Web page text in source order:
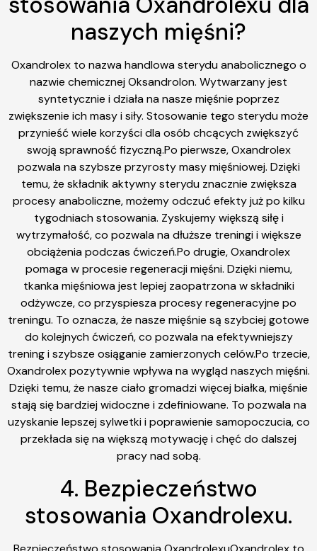
naszych mięśni?
Oxandrolex to nazwa handlowa sterydu anabolicznego o
nazwie chemicznej Oksandrolon. Wytwarzany jest
syntetycznie i działa na nasze mięśnie poprzez
zwiększenie ich masy i siły. Stosowanie tego sterydu może
przynieść wiele korzyści dla osób chcących zwiększyć
swoją sprawność fizyczną.Po pierwsze, Oxandrolex
pozwala na szybsze przyrosty masy mięśniowej. Dzięki
temu, że składnik aktywny sterydu znacznie zwiększa
procesy anaboliczne, możemy odczuć efekty już po kilku
tygodniach stosowania. Zyskujemy większą siłę i
wytrzymałość, co pozwala na dłuższe treningi i większe
obciążenia podczas ćwiczeń.Po drugie, Oxandrolex
pomaga w procesie regeneracji mięśni. Dzięki niemu,
tkanka mięśniowa jest lepiej zaopatrzona w składniki
odżywcze, co przyspiesza procesy regeneracyjne po
treningu. To oznacza, że nasze mięśnie są szybciej gotowe
do kolejnych ćwiczeń, co pozwala na efektywniejszy
trening i szybsze osiąganie zamierzonych celów.Po trzecie,
Oxandrolex pozytywnie wpływa na wygląd naszych mięśni.
Dzięki temu, że nasze ciało gromadzi więcej białka, mięśnie
stają się bardziej widoczne i zdefiniowane. To pozwala na
uzyskanie lepszej sylwetki i poprawienie samopoczucia, co
przekłada się na większą motywację i chęć do dalszej
pracy nad sobą.
4. Bezpieczeństwo
stosowania Oxandrolexu.